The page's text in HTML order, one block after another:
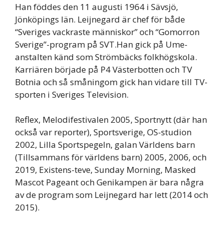
Han föddes den 11 augusti 1964 i Sävsjö,
Jönköpings län. Leijnegard är chef för både
“Sveriges vackraste människor” och “Gomorron
Sverige”-program på SVT.Han gick på Ume-
anstalten känd som Strömbäcks folkhögskola.
Karriären började på P4 Västerbotten och TV
Botnia och så småningom gick han vidare till TV-
sporten i Sveriges Television.
Reflex, Melodifestivalen 2005, Sportnytt (där han
också var reporter), Sportsverige, OS-studion
2002, Lilla Sportspegeln, galan Världens barn
(Tillsammans för världens barn) 2005, 2006, och
2019, Existens-teve, Sunday Morning, Masked
Mascot Pageant och Genikampen är bara några
av de program som Leijnegard har lett (2014 och
2015).